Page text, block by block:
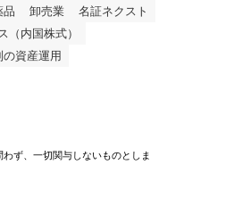
品 卸売業
名証ネクスト
（内国株式）
の資産運用
ず、一切関与しないものとしま